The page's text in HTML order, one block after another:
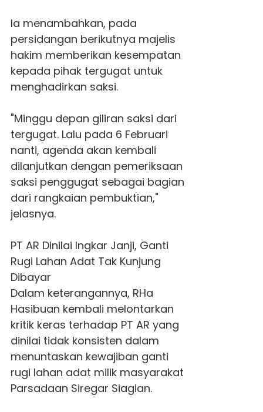
Ia menambahkan, pada
persidangan berikutnya majelis
hakim memberikan kesempatan
kepada pihak tergugat untuk
menghadirkan saksi.
"Minggu depan giliran saksi dari
tergugat. Lalu pada 6 Februari
nanti, agenda akan kembali
dilanjutkan dengan pemeriksaan
saksi penggugat sebagai bagian
dari rangkaian pembuktian,"
jelasnya.
PT AR Dinilai Ingkar Janji, Ganti
Rugi Lahan Adat Tak Kunjung
Dibayar
Dalam keterangannya, RHa
Hasibuan kembali melontarkan
kritik keras terhadap PT AR yang
dinilai tidak konsisten dalam
menuntaskan kewajiban ganti
rugi lahan adat milik masyarakat
Parsadaan Siregar Siagian.